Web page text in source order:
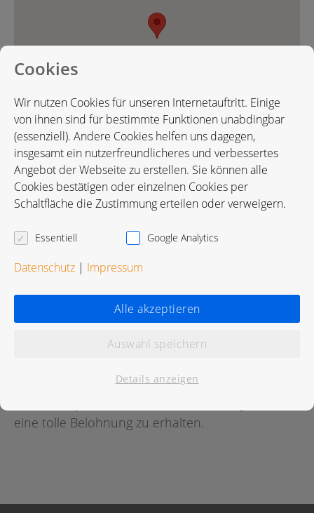
Karte in Google Maps öffnen
Bewertungen
Für diese Praxis wurde noch keine Bewertung
eine tolle Belohnung zu erhalten.
Cookies
Wir nutzen Cookies für unseren Internetauftritt. Einige
von ihnen sind für bestimmte Funktionen unabdingbar
(essenziell). Andere Cookies helfen uns dagegen,
insgesamt ein nutzerfreundlicheres und verbessertes
Angebot der Webseite zu erstellen. Sie können alle
Cookies bestätigen oder einzelnen Cookies per
Schaltfläche die Zustimmung erteilen oder verweigern.
Essentiell Google Analytics
Datenschutz | Impressum
Alle akzeptieren
Auswahl speichern
Details anzeigen